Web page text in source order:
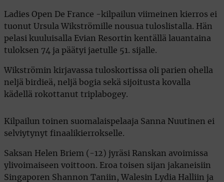
Ladies Open De France -kilpailun viimeinen kierros ei
tuonut Ursula Wikströmille nousua tuloslistalla. Hän
pelasi kuuluisalla Evian Resortin kentällä lauantaina
tuloksen 74 ja päätyi jaetulle 51. sijalle.
Wikströmin kirjavassa tuloskortissa oli parien ohella
neljä birdieä, neljä bogia sekä sijoitusta kovalla
kädellä rokottanut triplabogey.
Kilpailun toinen suomalaispelaaja Sanna Nuutinen ei
selviytynyt finaalikierrokselle.
Saksan Helen Briem (-12) jyräsi Ranskan avoimissa
ylivoimaiseen voittoon. Eroa toisen sijan jakaneisiin
Singaporen Shannon Taniin, Walesin Lydia Halliin ja